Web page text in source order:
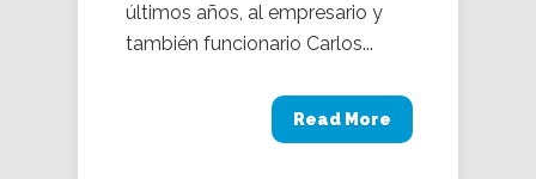
últimos años, al empresario y
también funcionario Carlos...
Read More